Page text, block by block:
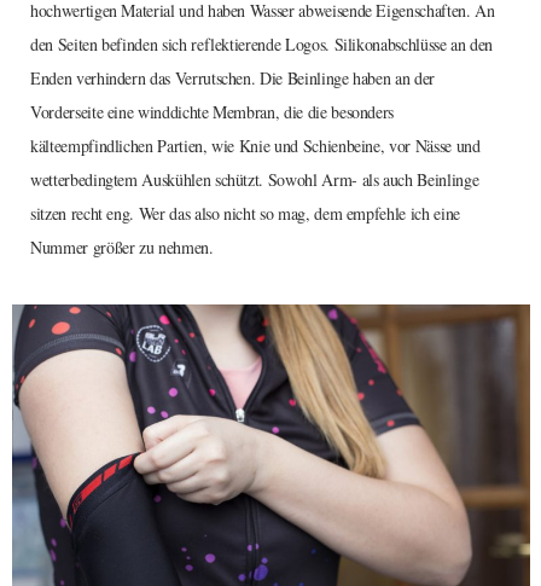
hochwertigen Material und haben Wasser abweisende Eigenschaften. An
den Seiten befinden sich reflektierende Logos. Silikonabschlüsse an den
Enden verhindern das Verrutschen. Die Beinlinge haben an der
Vorderseite eine winddichte Membran, die die besonders
kälteempfindlichen Partien, wie Knie und Schienbeine, vor Nässe und
wetterbedingtem Auskühlen schützt. Sowohl Arm- als auch Beinlinge
sitzen recht eng. Wer das also nicht so mag, dem empfehle ich eine
Nummer größer zu nehmen.